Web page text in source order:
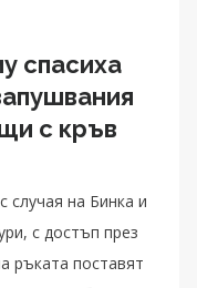
спасиха
с кръв
случая на Бинка и
с достъп през
ръката поставят